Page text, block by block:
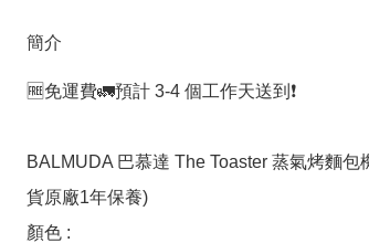
簡介
🆓免運費🚛預計 3-4 個工作天送到❗️
BALMUDA 巴慕達 The Toaster 蒸氣烤麵包
貨原廠1年保養)
顏色 :